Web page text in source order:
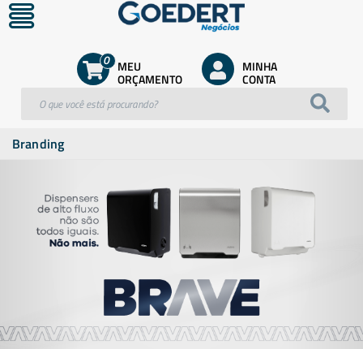
MEU
ORÇAMENTO
0 MINHA
CONTA
Branding